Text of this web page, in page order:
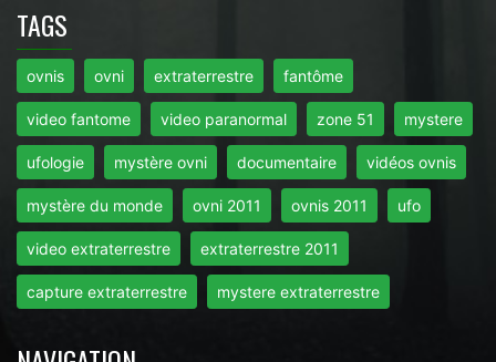
TAGS
ovnis ovni extraterrestre fantôme
video fantome video paranormal zone 51 mystere
ufologie mystère ovni documentaire vidéos ovnis
mystère du monde ovni 2011 ovnis 2011 ufo
video extraterrestre extraterrestre 2011
capture extraterrestre mystere extraterrestre